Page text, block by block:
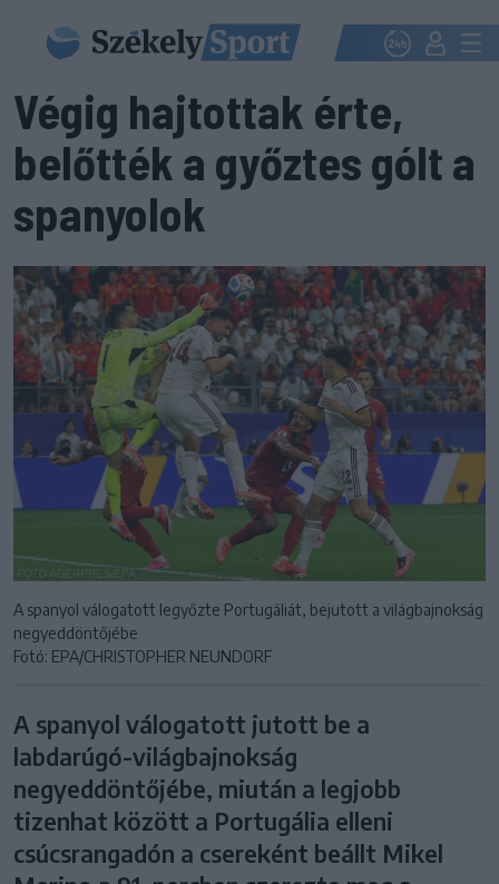
Végig hajtottak érte,
belőtték a győztes gólt a
spanyolok
A spanyol válogatott legyőzte Portugáliát, bejutott a világbajnokság
negyeddöntőjébe
Fotó: EPA/CHRISTOPHER NEUNDORF
A spanyol válogatott jutott be a
labdarúgó-világbajnokság
negyeddöntőjébe, miután a legjobb
tizenhat között a Portugália elleni
csúcsrangadón a csereként beállt Mikel